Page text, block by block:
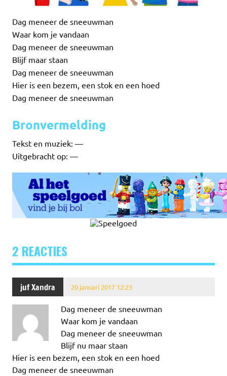
Dag meneer de sneeuwman
Waar kom je vandaan
Dag meneer de sneeuwman
Blijf maar staan
Dag meneer de sneeuwman
Hier is een bezem, een stok en een hoed
Dag meneer de sneeuwman
Bronvermelding
Tekst en muziek: —
Uitgebracht op: —
2 REACTIES
juf Xandra 20 januari 2017 12:23
Dag meneer de sneeuwman
Waar kom je vandaan
Dag meneer de sneeuwman
Blijf nu maar staan
Hier is een bezem, een stok en een hoed
Dag meneer de sneeuwman